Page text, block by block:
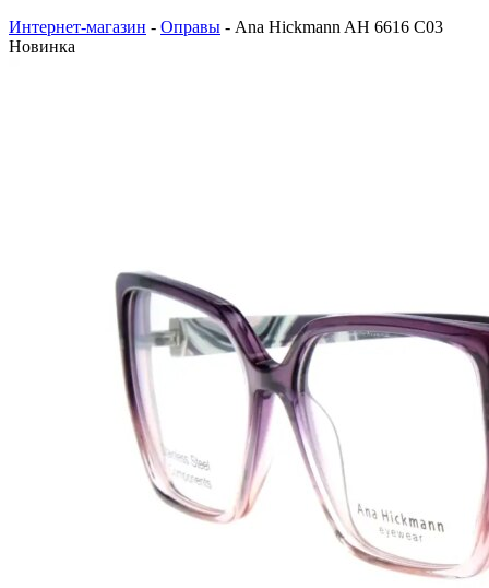
Интернет-магазин - Оправы - Ana Hickmann AH 6616 C03
Новинка